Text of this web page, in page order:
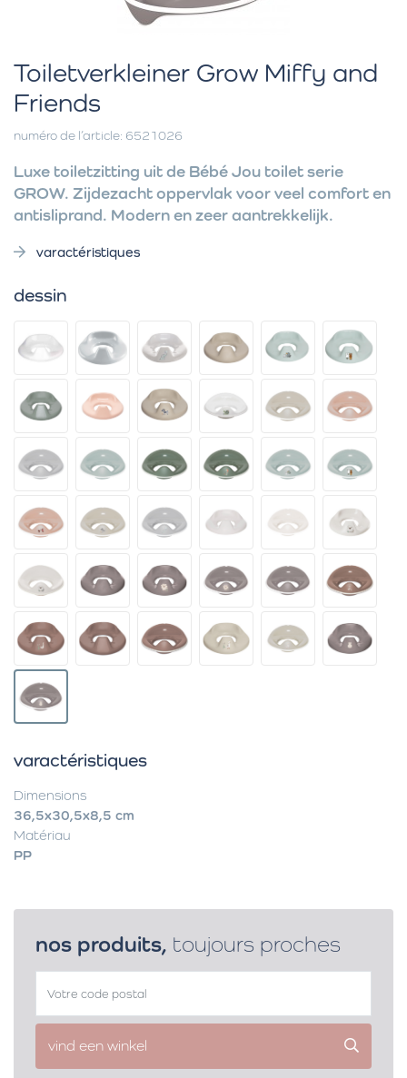
Toiletverkleiner Grow Miffy and
Friends
numéro de l’article: 6521026
Luxe toiletzitting uit de Bébé Jou toilet serie
GROW. Zijdezacht oppervlak voor veel comfort en
antisliprand. Modern en zeer aantrekkelijk.
varactéristiques
dessin
varactéristiques
Dimensions
36,5x30,5x8,5 cm
Matériau
PP
nos produits, toujours proches
vind een winkel